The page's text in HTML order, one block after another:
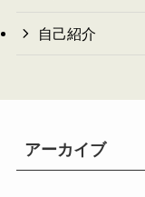
自己紹介
アーカイブ